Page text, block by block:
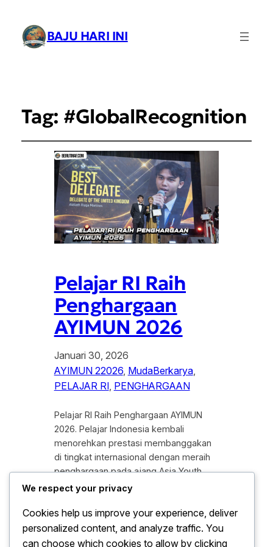
BAJU HARI INI
Tag: #GlobalRecognition
Pelajar RI Raih
Penghargaan
AYIMUN 2026
Januari 30, 2026
AYIMUN 22026, MudaBerkarya
PELAJAR RI, PENGHARGAAN
Pelajar RI Raih Penghargaan AYIMUN
2026. Pelajar Indonesia kembali
menorehkan prestasi membanggakan
di tingkat internasional dengan meraih
penghargaan pada ajang Asia Youth
International Model United Nations
menjadi bukti bahwa kualitas generasi
muda Indonesia mampu bersaing di
forum global yang menuntut
We respect your privacy
Cookies help us improve your experience, deliver
personalized content, and analyze traffic. You
can choose which cookies to allow by clicking